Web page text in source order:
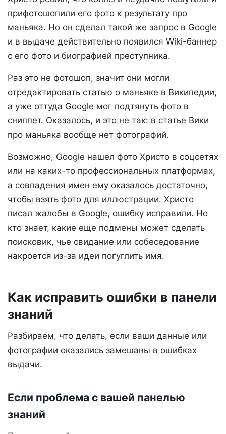
прифотошопили его фото к результату про
маньяка. Но он сделал такой же запрос в Google
и в выдаче действительно появился Wiki-баннер
с его фото и биографией преступника.
Раз это не фотошоп, значит они могли
отредактировать статью о маньяке в Википедии,
а уже оттуда Google мог подтянуть фото в
сниппет. Оказалось, и это не так: в статье Вики
про маньяка вообще нет фотографий.
Возможно, Google нашел фото Христо в соцсетях
или на каких-то профессиональных платформах,
а совпадения имен ему оказалось достаточно,
чтобы взять фото для иллюстрации. Христо
писал жалобы в Google, ошибку исправили. Но
кто знает, какие еще подмены может сделать
поисковик, чье свидание или собеседование
накроется из-за идеи погуглить имя.
Как исправить ошибки в панели
знаний
Разбираем, что делать, если ваши данные или
фотографии оказались замешаны в ошибках
выдачи.
Если проблема с вашей панелью
знаний